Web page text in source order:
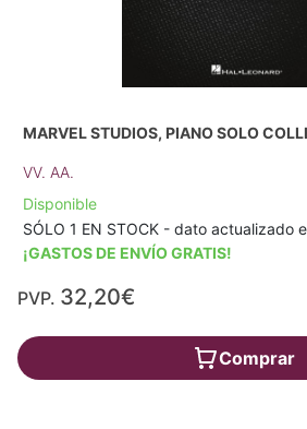
MARVEL STUDIOS, PIANO SOLO
VV. AA.
Disponible
SÓLO 1 EN STOCK - dato actualizado
¡GASTOS DE ENVÍO GRATIS!
PVP. 32,20€
Comprar